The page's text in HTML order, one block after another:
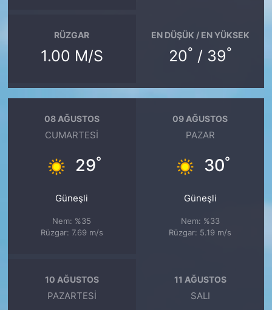
RÜZGAR
1.00 M/S
EN DÜŞÜK / EN YÜKSEK
20° / 39°
08 AĞUSTOS
CUMARTESI
29°
Güneşli
Nem: %35
Rüzgar: 7.69 m/s
09 AĞUSTOS
PAZAR
30°
Güneşli
Nem: %33
Rüzgar: 5.19 m/s
10 AĞUSTOS
PAZARTESI
11 AĞUSTOS
SALI